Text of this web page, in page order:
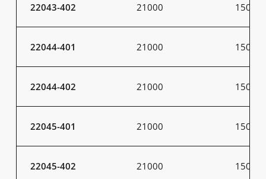
22043-402 21000 150
22044-401 21000 150
22044-402 21000 150
22045-401 21000 150
22045-402 21000 150